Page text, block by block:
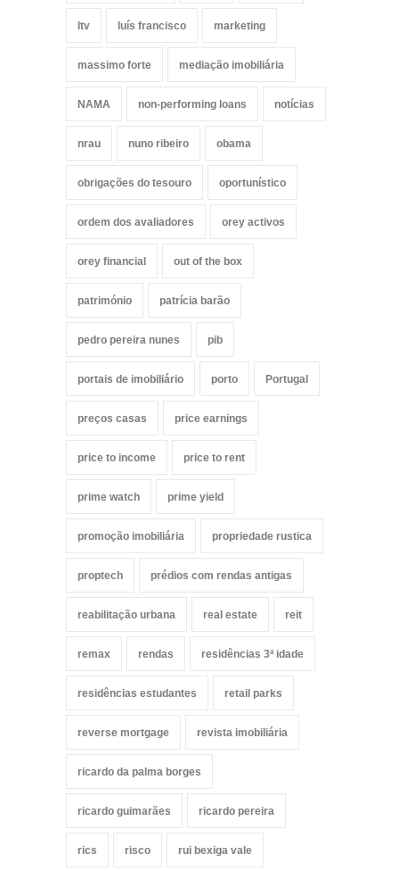
ltv luís francisco marketing
massimo forte mediação imobiliária
NAMA non-performing loans notícias
nrau nuno ribeiro obama
obrigações do tesouro oportunístico
ordem dos avaliadores orey activos
orey financial out of the box
património patrícia barão
pedro pereira nunes pib
portais de imobiliário porto Portugal
preços casas price earnings
price to income price to rent
prime watch prime yield
promoção imobiliária propriedade rustica
proptech prédios com rendas antigas
reabilitação urbana real estate reit
remax rendas residências 3ª idade
residências estudantes retail parks
reverse mortgage revista imobiliária
ricardo da palma borges
ricardo guimarães ricardo pereira
rics risco rui bexiga vale